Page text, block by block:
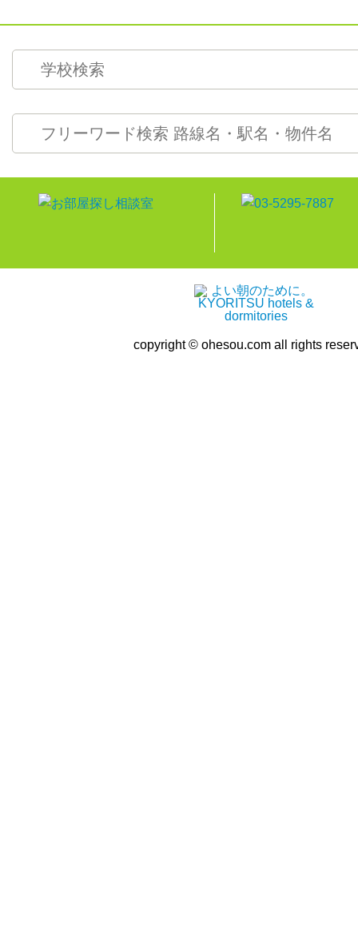
copyright © ohesou.com all rights